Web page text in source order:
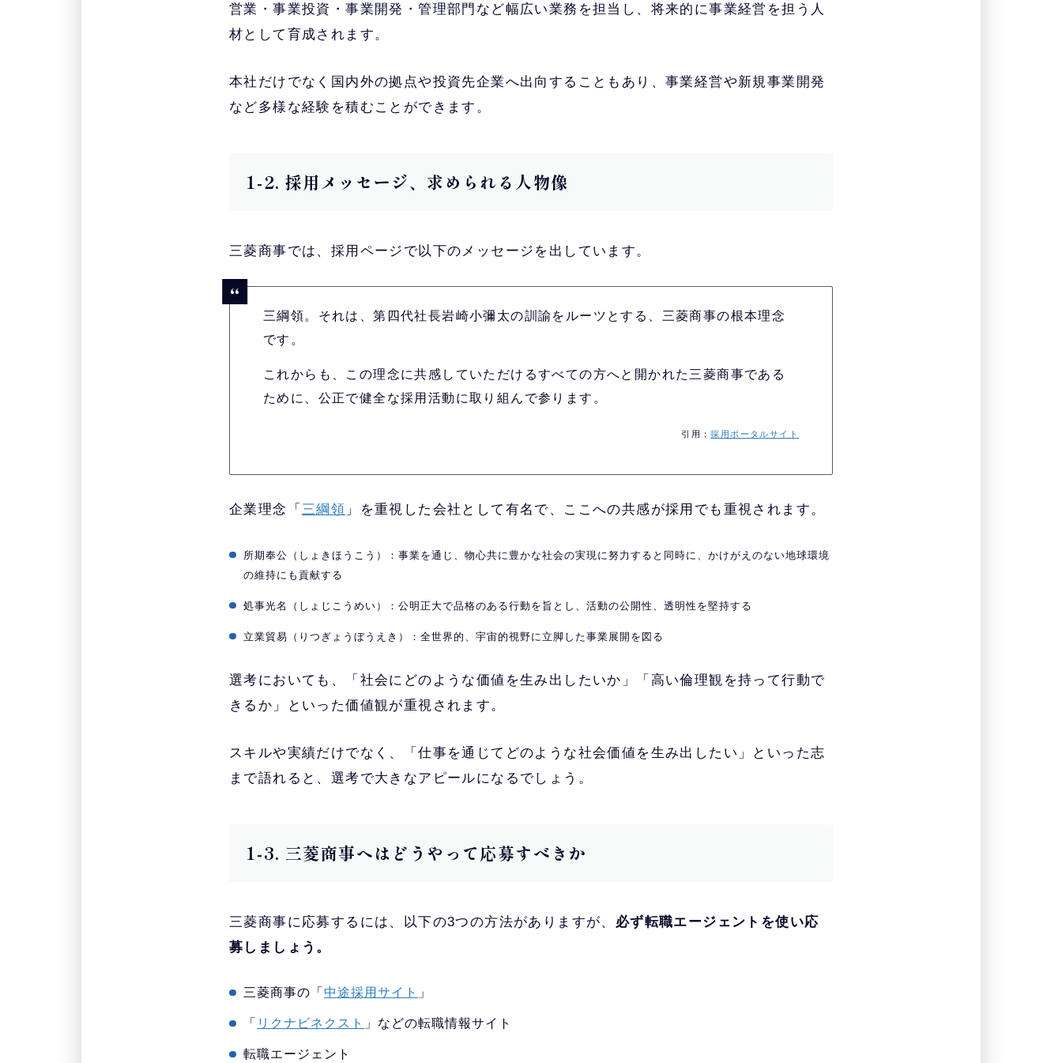
営業・事業投資・事業開発・管理部門など幅広い業務を担当し、将来的に事業経営を担う人
材として育成されます。
本社だけでなく国内外の拠点や投資先企業へ出向することもあり、事業経営や新規事業開発
など多様な経験を積むことができます。
1-2. 採用メッセージ、求められる人物像
三菱商事では、採用ページで以下のメッセージを出しています。
三綱領。それは、第四代社長岩崎小彌太の訓諭をルーツとする、三菱商事の根本理念
です。
これからも、この理念に共感していただけるすべての方へと開かれた三菱商事である
ために、公正で健全な採用活動に取り組んで参ります。
引用：採用ポータルサイト
企業理念「 三綱領 」を重視した会社として有名で、ここへの共感が採用でも重視されます。
所期奉公（しょきほうこう）：事業を通じ、物心共に豊かな社会の実現に努力すると同時に、かけがえのない地球環境
の維持にも貢献する
処事光名（しょじこうめい）：公明正大で品格のある行動を旨とし、活動の公開性、透明性を堅持する
立業貿易（りつぎょうぼうえき）：全世界的、宇宙的視野に立脚した事業展開を図る
選考においても、「社会にどのような価値を生み出したいか」「高い倫理観を持って行動で
きるか」といった価値観が重視されます。
スキルや実績だけでなく、「仕事を通じてどのような社会価値を生み出したい」といった志
まで語れると、選考で大きなアピールになるでしょう。
1-3. 三菱商事へはどうやって応募すべきか
三菱商事に応募するには、以下の3つの方法がありますが、 必ず転職エージェントを使い応
募しましょう。
三菱商事の「中途採用サイト 」
「 リクナビネクスト 」などの転職情報サイト
転職エージェント